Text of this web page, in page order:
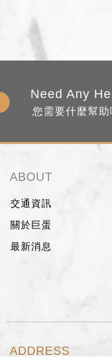
Need Any
您需要什麼幫
ABOUT
交通資訊
關於巨蛋
最新消息
ADDRESS